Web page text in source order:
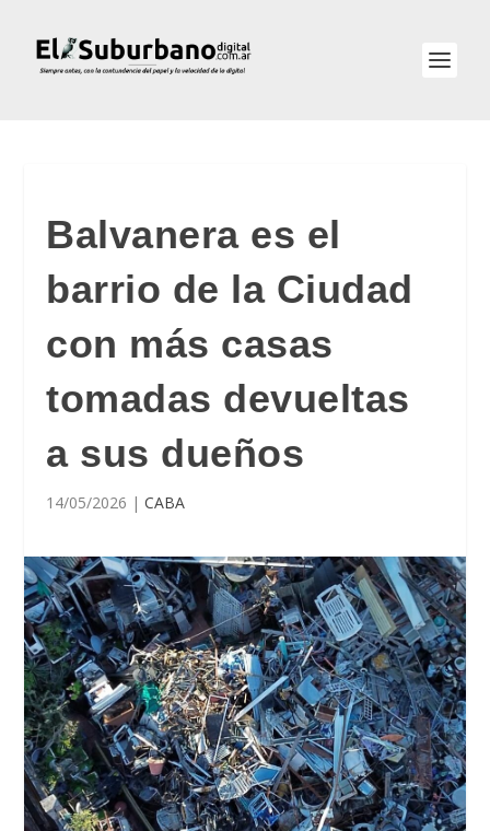
Balvanera es el
barrio de la Ciudad
con más casas
tomadas devueltas
a sus dueños
14/05/2026 |CABA